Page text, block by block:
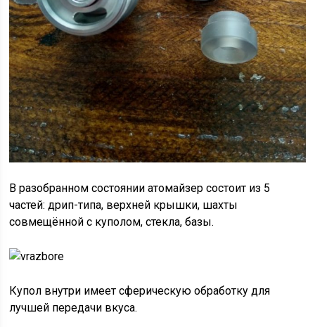
В разобранном состоянии атомайзер состоит из 5
частей: дрип-типа, верхней крышки, шахты
совмещённой с куполом, стекла, базы.
Купол внутри имеет сферическую обработку для
лучшей передачи вкуса.